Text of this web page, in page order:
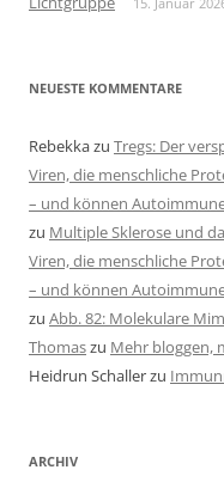
NEUESTE KOMMENTARE
Rebekkazu Tregs: Der
Viren, die menschliche
– und können
zu Multiple Sklerose und
Viren, die menschliche
– und können
zu Abb. 82: Molekulare
Thomaszu Mehr bloggen,
Heidrun Schallerzu
ARCHIV